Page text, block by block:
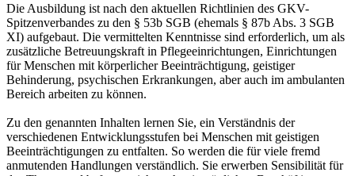
Die Ausbildung ist nach den aktuellen Richtlinien des GKV-
Spitzenverbandes zu den § 53b SGB (ehemals § 87b Abs. 3 SGB
XI) aufgebaut. Die vermittelten Kenntnisse sind erforderlich, um als
zusätzliche Betreuungskraft in Pflegeeinrichtungen, Einrichtungen
für Menschen mit körperlicher Beeinträchtigung, geistiger
Behinderung, psychischen Erkrankungen, aber auch im ambulanten
Bereich arbeiten zu können.
Zu den genannten Inhalten lernen Sie, ein Verständnis der
verschiedenen Entwicklungsstufen bei Menschen mit geistigen
Beeinträchtigungen zu entfalten. So werden die für viele fremd
anmutenden Handlungen verständlich. Sie erwerben Sensibilität für